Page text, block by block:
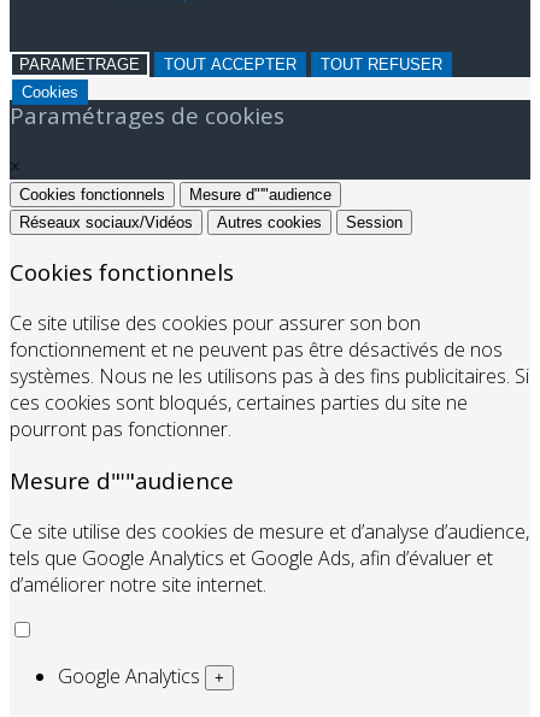
PARAMETRAGE TOUT ACCEPTER
TOUT REFUSER
Cookies
Paramétrages de cookies
×
Cookies fonctionnels
Mesure d"'"audience
Réseaux sociaux/Vidéos
Autres cookies Session
Cookies fonctionnels
Ce site utilise des cookies pour assurer son bon
fonctionnement et ne peuvent pas être désactivés de nos
systèmes. Nous ne les utilisons pas à des fins publicitaires. Si
ces cookies sont bloqués, certaines parties du site ne
pourront pas fonctionner.
Mesure d"'"audience
Ce site utilise des cookies de mesure et d’analyse d’audience,
tels que Google Analytics et Google Ads, afin d’évaluer et
d’améliorer notre site internet.
Google Analytics +